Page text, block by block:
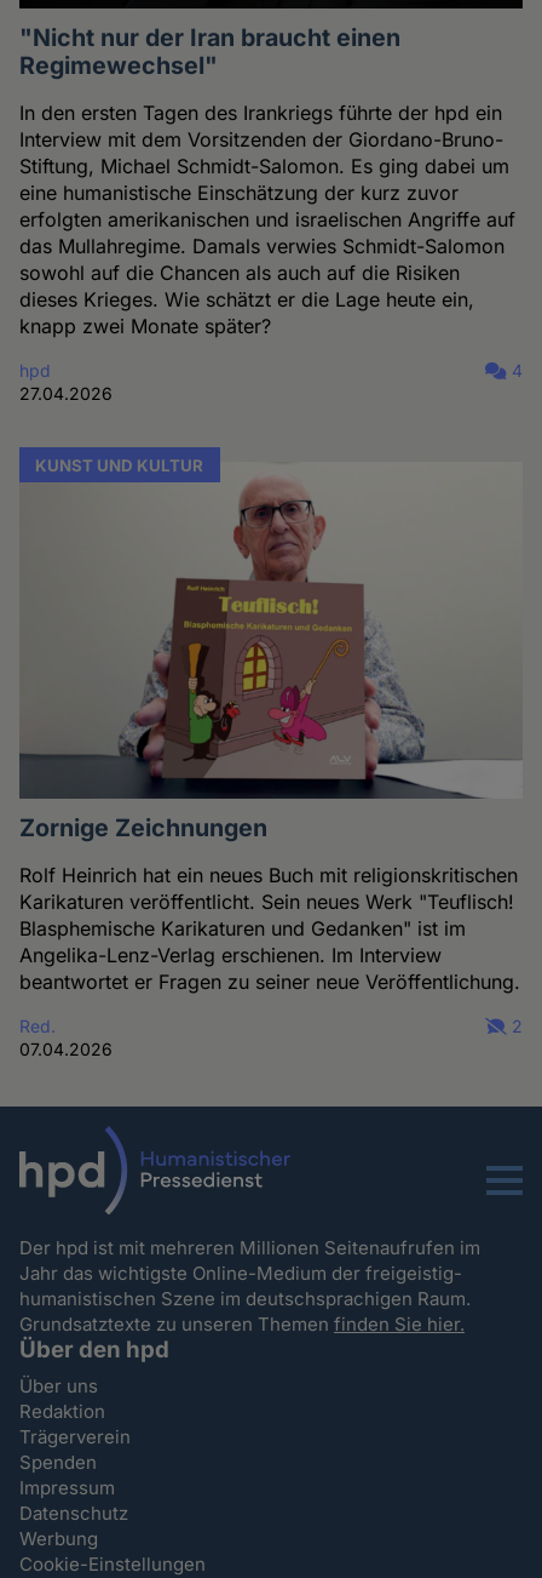
"Nicht nur der Iran braucht einen
Regimewechsel"
In den ersten Tagen des Irankriegs führte der hpd ein
Interview mit dem Vorsitzenden der Giordano-Bruno-
Stiftung, Michael Schmidt-Salomon. Es ging dabei um
eine humanistische Einschätzung der kurz zuvor
erfolgten amerikanischen und israelischen Angriffe auf
das Mullahregime. Damals verwies Schmidt-Salomon
sowohl auf die Chancen als auch auf die Risiken
dieses Krieges. Wie schätzt er die Lage heute ein,
knapp zwei Monate später?
hpd
27.04.2026
4
KUNST UND KULTUR
Zornige Zeichnungen
Rolf Heinrich hat ein neues Buch mit religionskritischen
Karikaturen veröffentlicht. Sein neues Werk "Teuflisch!
Blasphemische Karikaturen und Gedanken" ist im
Angelika-Lenz-Verlag erschienen. Im Interview
beantwortet er Fragen zu seiner neue Veröffentlichung.
Red.
07.04.2026
2
Menu
Der hpd ist mit mehreren Millionen Seitenaufrufen im
Jahr das wichtigste Online-Medium der freigeistig-
humanistischen Szene im deutschsprachigen Raum.
Grundsatztexte zu unseren Themenfinden Sie hier.
Über den hpd
Über uns
Redaktion
Trägerverein
Spenden
Impressum
Datenschutz
Werbung
Cookie-Einstellungen